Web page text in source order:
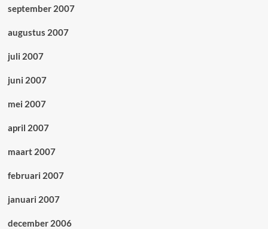
september 2007
augustus 2007
juli 2007
juni 2007
mei 2007
april 2007
maart 2007
februari 2007
januari 2007
december 2006